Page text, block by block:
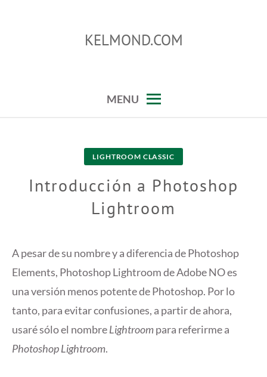
KELMOND.COM
MENU
LIGHTROOM CLASSIC
Introducción a Photoshop
Lightroom
A pesar de su nombre y a diferencia de Photoshop
Elements, Photoshop Lightroom de Adobe NO es
una versión menos potente de Photoshop. Por lo
tanto, para evitar confusiones, a partir de ahora,
usaré sólo el nombreLightroompara referirme a
Photoshop Lightroom.